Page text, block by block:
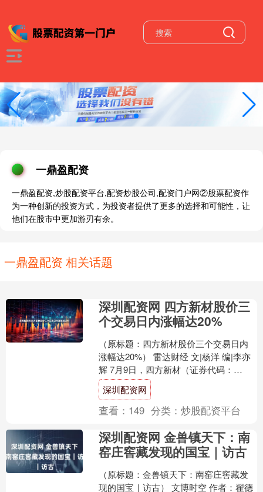
一鼎盈配资
一鼎盈配资,炒股配资平台,配资炒股公司,配资门户网②股票配资作
为一种创新的投资方式，为投资者提供了更多的选择和可能性，让
他们在股市中更加游刃有余。
一鼎盈配资 相关话题
深圳配资网 四方新材股价三
个交易日内涨幅达20%
（原标题：四方新材股价三个交易日内
涨幅达20%） 雷达财经 文|杨洋 编|李亦
辉 7月9日，四方新材（证券代码：
605122）发布股票交易风险提示公告。
公司股票....
深圳配资网
查看： 149 分类：炒股配资平台
深圳配资网 金兽镇天下：南
窑庄窖藏发现的国宝｜访古
（原标题：金兽镇天下：南窑庄窖藏发
现的国宝｜访古） 文博时空 作者：翟德